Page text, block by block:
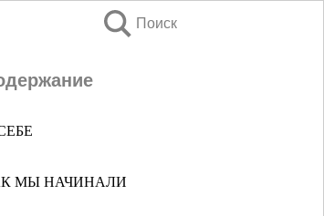
Поиск
МЫ НАЧИНАЛИ